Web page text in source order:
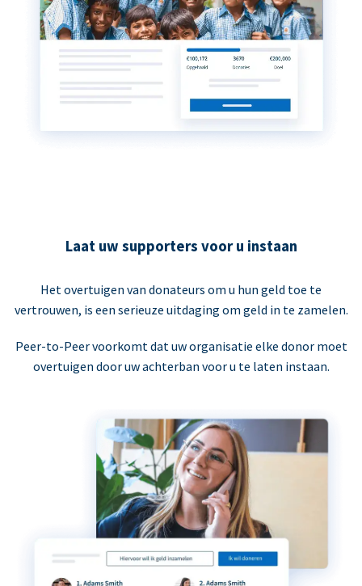
Laat uw supporters voor u instaan
Het overtuigen van donateurs om u hun geld toe te
vertrouwen, is een serieuze uitdaging om geld in te zamelen.
Peer-to-Peer voorkomt dat uw organisatie elke donor moet
overtuigen door uw achterban voor u te laten instaan.